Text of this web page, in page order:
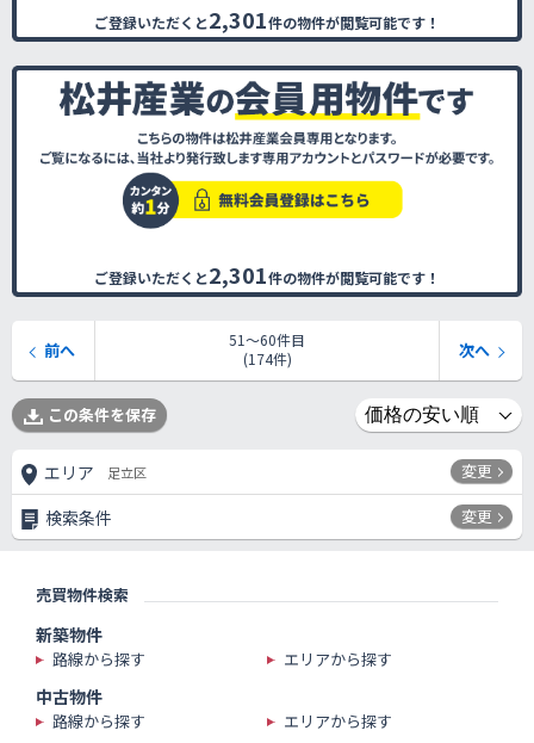
ご登録いただくと2,301件の物件が閲覧可能です！
ご登録いただくと2,301件の物件が閲覧可能です！
51〜60件目
(174件)
前へ 次へ
この条件を保存
エリア 足立区 変更
検索条件 変更
売買物件検索
新築物件
路線から探す エリアから探す
中古物件
路線から探す エリアから探す